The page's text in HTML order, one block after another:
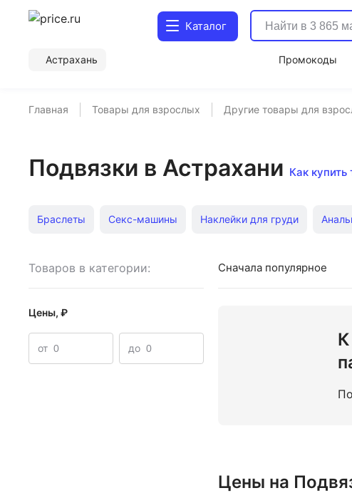
Каталог
Астрахань
Промокоды
Главная Товары для взрослых Другие товары для
Подвязки в Астрахани Как купить
Браслеты Секс-машины Наклейки для груди
Товаров в категории:
Цены, ₽
от до
Сначала популярное
Цены на